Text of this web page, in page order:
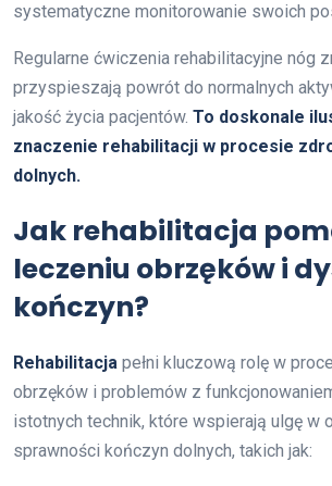
systematyczne monitorowanie swoich
Regularne ćwiczenia rehabilitacyjne nóg
przyspieszają powrót do normalnych
jakość życia pacjentów. To doskonale
znaczenie rehabilitacji w procesie
dolnych.
Jak rehabilitacja
leczeniu obrzęków i
kończyn?
Rehabilitacja pełni kluczową rolę w
obrzęków i problemów z
istotnych technik, które wspierają ulgę w
sprawności kończyn dolnych, takich jak: